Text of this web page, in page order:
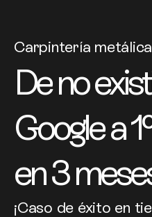
Carpintería
De no
Google a
en 3
¡Caso de éxito en